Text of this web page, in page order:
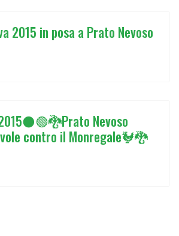
2015 in posa a Prato Nevoso
Nevoso
contro il Monregale🐓🐉